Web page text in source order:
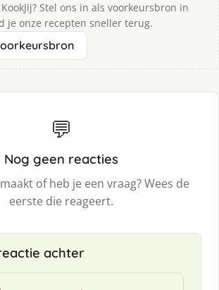
Stel ons in als voorkeursbron in
je onze recepten sneller terug.
💬
Nog geen reacties
of heb je een vraag? Wees de
eerste die reageert.
achter